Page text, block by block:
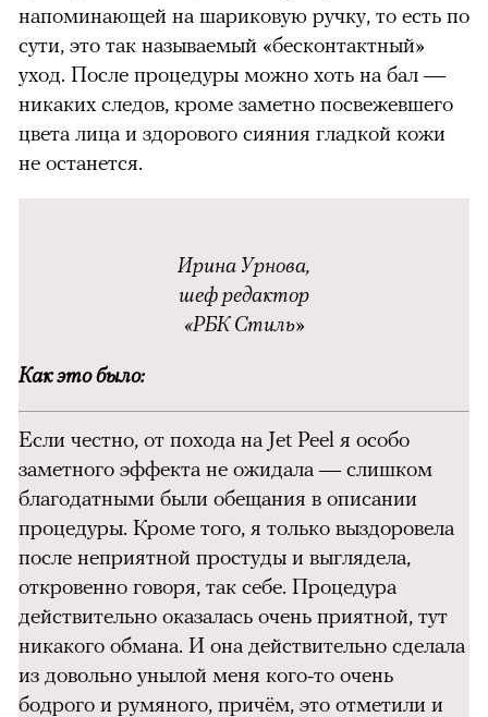
напоминающей на шариковую ручку, то есть по
сути, это так называемый «бесконтактный»
уход. После процедуры можно хоть на бал —
никаких следов, кроме заметно посвежевшего
цвета лица и здорового сияния гладкой кожи
не останется.
Ирина Урнова,
шеф редактор
«РБК Стиль»
Как это было:
Если честно, от похода на Jet Peel я особо
заметного эффекта не ожидала — слишком
благодатными были обещания в описании
процедуры. Кроме того, я только выздоровела
после неприятной простуды и выглядела,
откровенно говоря, так себе. Процедура
действительно оказалась очень приятной, тут
никакого обмана. И она действительно сделала
из довольно унылой меня кого-то очень
бодрого и румяного, причём, это отметили и